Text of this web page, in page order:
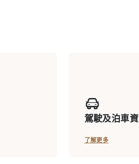
駕駛及泊車
了解更多